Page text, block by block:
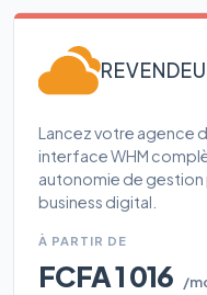
Lancez votre agence
interface WHM
autonomie de
business digital.
À PARTIR DE
FCFA 1 016 /